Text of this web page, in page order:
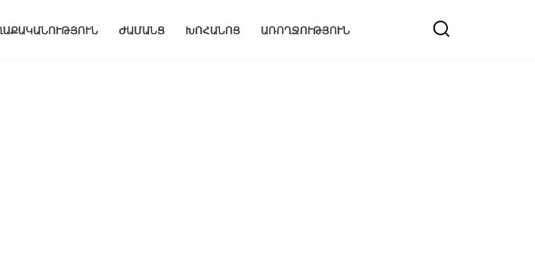
ԺԱՄԱՆՑ ԽՈՀԱՆՈՑ ԱՌՈՂՋՈՒԹՅՈՒՆ